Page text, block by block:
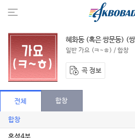
혜화동 (혹은 쌍문동) (
일반 가요 (ㅋ~ㅎ) / 합창
곡 정보
전체 합창
합창